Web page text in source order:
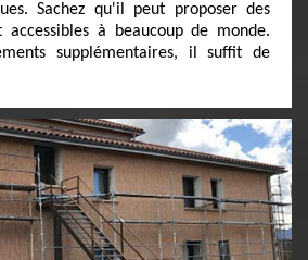
Sachez qu'il peut proposer des
accessibles à beaucoup de monde.
supplémentaires, il suffit de